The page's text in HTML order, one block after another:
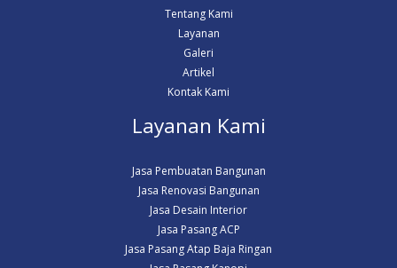
Tentang Kami
Layanan
Galeri
Artikel
Kontak Kami
Layanan Kami
Jasa Pembuatan Bangunan
Jasa Renovasi Bangunan
Jasa Desain Interior
Jasa Pasang ACP
Jasa Pasang Atap Baja Ringan